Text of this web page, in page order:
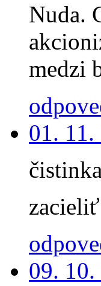
Nuda.
medzi
01.
zacieliť
09.